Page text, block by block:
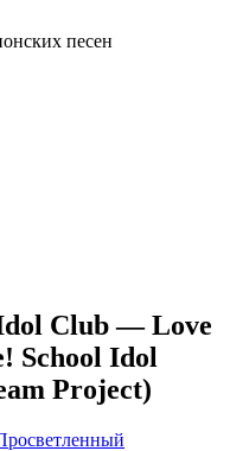
песен
Club — Love
School Idol
Project)